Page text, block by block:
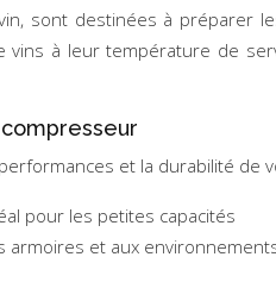
sont destinées à
à leur température de
et la durabilité de
pour les petites capacités
armoires et aux